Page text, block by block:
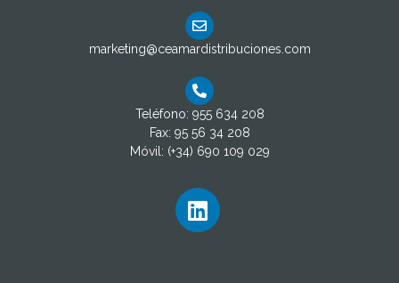
marketing@ceamardistribuciones.com
Teléfono: 955 634 208
Fax: 95 56 34 208
Móvil: (+34) 690 109 029